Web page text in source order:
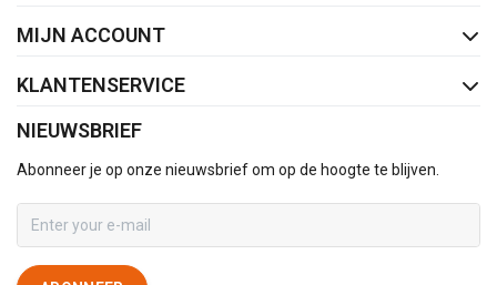
MIJN ACCOUNT
KLANTENSERVICE
NIEUWSBRIEF
Abonneer je op onze nieuwsbrief om op de hoogte te blijven.